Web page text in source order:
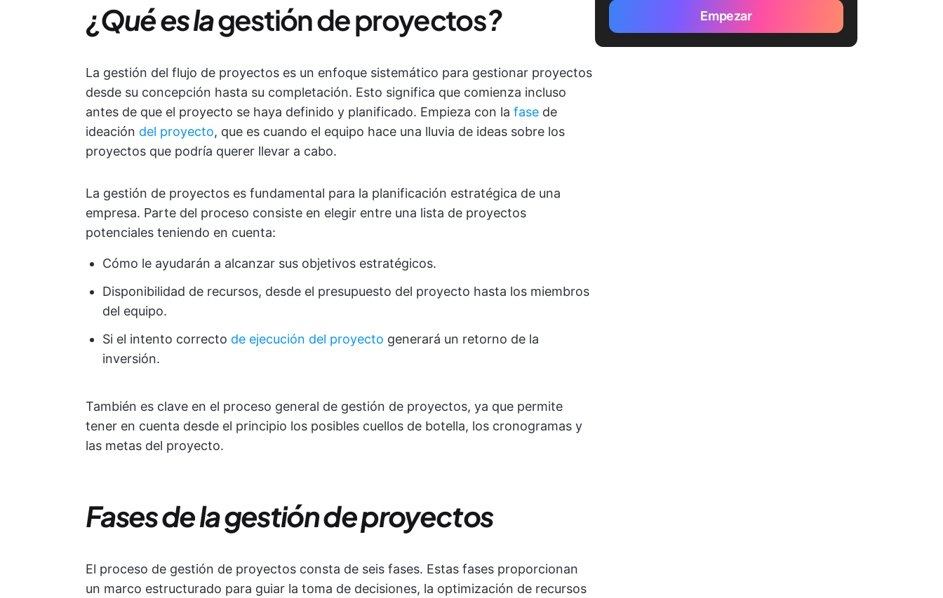
¿Qué es lagestión de proyectos?
La gestión del flujo de proyectos es un enfoque sistemático para gestionar proyectos
desde su concepción hasta su completación. Esto significa que comienza incluso
antes de que el proyecto se haya definido y planificado. Empieza con la fase de
ideación del proyecto, que es cuando el equipo hace una lluvia de ideas sobre los
proyectos que podría querer llevar a cabo.
La gestión de proyectos es fundamental para la planificación estratégica de una
empresa. Parte del proceso consiste en elegir entre una lista de proyectos
potenciales teniendo en cuenta:
Cómo le ayudarán a alcanzar sus objetivos estratégicos.
Disponibilidad de recursos, desde el presupuesto del proyecto hasta los miembros
del equipo.
Si el intento correcto de ejecución del proyecto generará un retorno de la
inversión.
También es clave en el proceso general de gestión de proyectos, ya que permite
tener en cuenta desde el principio los posibles cuellos de botella, los cronogramas y
las metas del proyecto.
Fases de la gestión de proyectos
El proceso de gestión de proyectos consta de seis fases. Estas fases proporcionan
un marco estructurado para guiar la toma de decisiones, la optimización de recursos
Empezar